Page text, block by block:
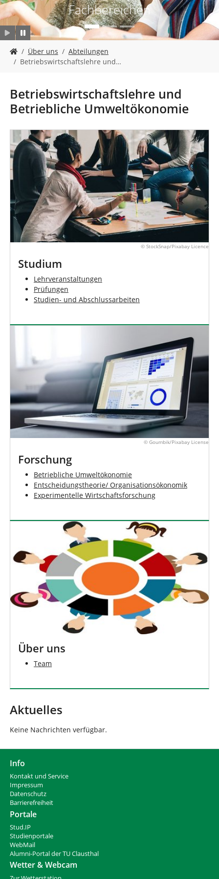
Fachbereichen
i
n
d
i
r
:
Über uns
Abteilungen
Betriebswirtschaftslehre und…
Betriebswirtschaftslehre und
Betriebliche Umweltökonomie
© StockSnap/Pixabay Licence
Studium
Lehrveranstaltungen
Prüfungen
Studien- und Abschlussarbeiten
© Goumbik/Pixabay License
Forschung
Betriebliche Umweltökonomie
Entscheidungstheorie/ Organisationsökonomik
Experimentelle Wirtschaftsforschung
Über uns
Team
Aktuelles
Keine Nachrichten verfügbar.
Info
Kontakt und Service
Impressum
Datenschutz
Barrierefreiheit
Portale
Stud.IP
Studienportale
WebMail
Alumni-Portal der TU Clausthal
Wetter & Webcam